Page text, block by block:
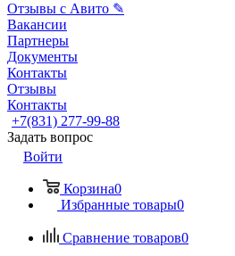
Отзывы с Авито ✎
Вакансии
Партнеры
Документы
Контакты
Отзывы
Контакты
+7(831) 277-99-88
Задать вопрос
Войти
Корзина0
Избранные товары0
Сравнение товаров0